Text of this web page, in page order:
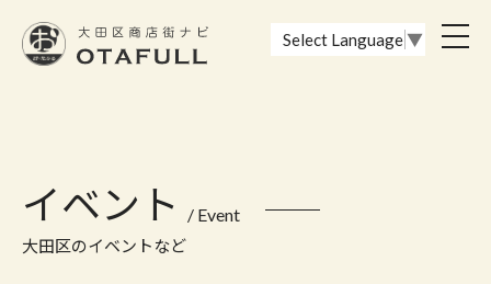
Select Language ▼
イベント / Event
大田区のイベントなど